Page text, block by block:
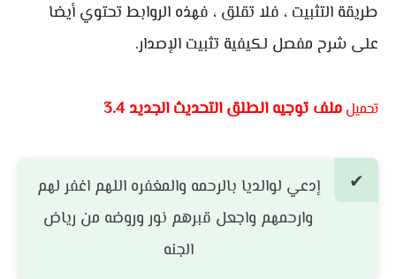
طريقة التثبيت ، فلا تقلق ، فهذه الروابط تحتوي أيضا
على شرح مفصل لكيفية تثبيت الإصدار.
تحميل ملف توجيه الطلق التحديث الجديد 3.4
إدعي لوالديا بالرحمه والمغفره اللهم اغفر لهم
وارحمهم واجعل قبرهم نور وروضه من رياض
الجنه